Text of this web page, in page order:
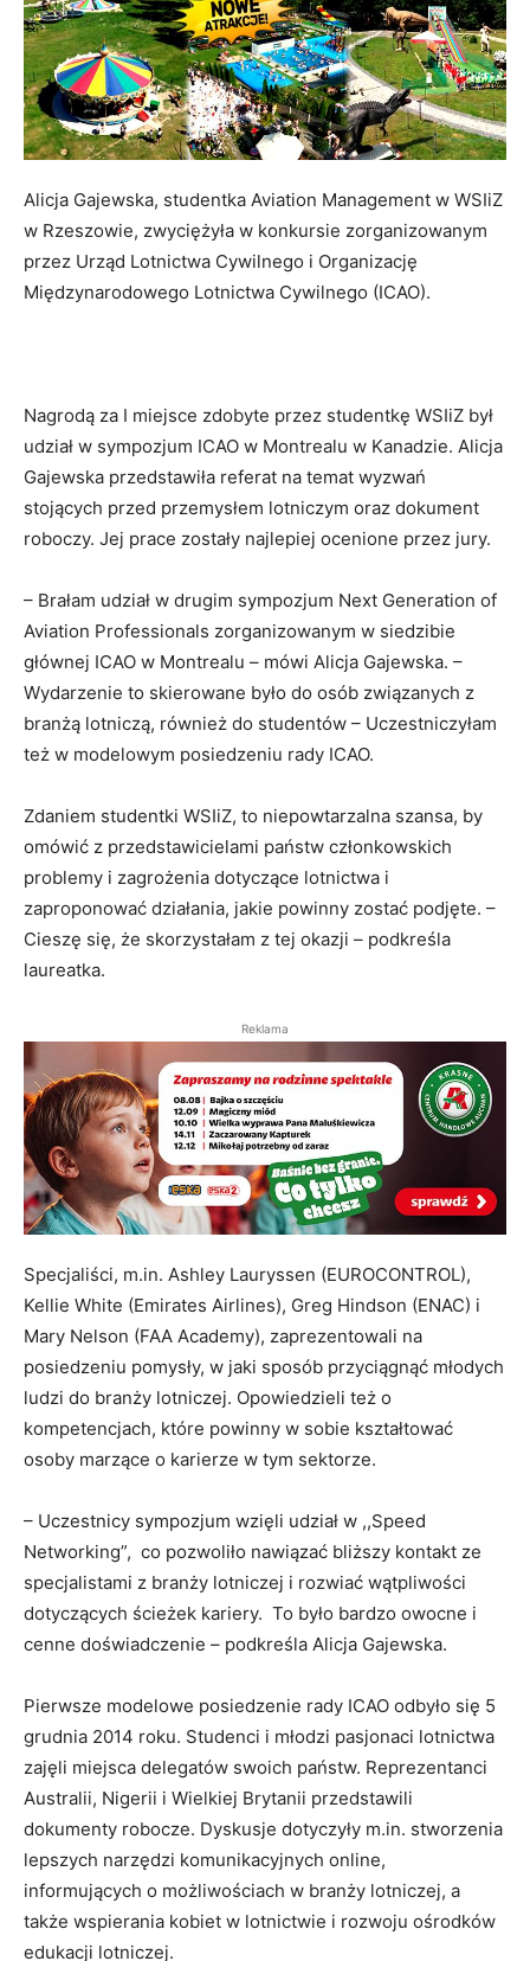
Alicja Gajewska, studentka Aviation Management w WSIiZ
w Rzeszowie, zwyciężyła w konkursie zorganizowanym
przez Urząd Lotnictwa Cywilnego i Organizację
Międzynarodowego Lotnictwa Cywilnego (ICAO).
Nagrodą za I miejsce zdobyte przez studentkę WSIiZ był
udział w sympozjum ICAO w Montrealu w Kanadzie. Alicja
Gajewska przedstawiła referat na temat wyzwań
stojących przed przemysłem lotniczym oraz dokument
roboczy. Jej prace zostały najlepiej ocenione przez jury.
– Brałam udział w drugim sympozjum Next Generation of
Aviation Professionals zorganizowanym w siedzibie
głównej ICAO w Montrealu – mówi Alicja Gajewska. –
Wydarzenie to skierowane było do osób związanych z
branżą lotniczą, również do studentów – Uczestniczyłam
też w modelowym posiedzeniu rady ICAO.
Zdaniem studentki WSIiZ, to niepowtarzalna szansa, by
omówić z przedstawicielami państw członkowskich
problemy i zagrożenia dotyczące lotnictwa i
zaproponować działania, jakie powinny zostać podjęte. –
Cieszę się, że skorzystałam z tej okazji – podkreśla
laureatka.
Reklama
Specjaliści, m.in. Ashley Lauryssen (EUROCONTROL),
Kellie White (Emirates Airlines), Greg Hindson (ENAC) i
Mary Nelson (FAA Academy), zaprezentowali na
posiedzeniu pomysły, w jaki sposób przyciągnąć młodych
ludzi do branży lotniczej. Opowiedzieli też o
kompetencjach, które powinny w sobie kształtować
osoby marzące o karierze w tym sektorze.
– Uczestnicy sympozjum wzięli udział w ,,Speed
Networking”, co pozwoliło nawiązać bliższy kontakt ze
specjalistami z branży lotniczej i rozwiać wątpliwości
dotyczących ścieżek kariery. To było bardzo owocne i
cenne doświadczenie – podkreśla Alicja Gajewska.
Pierwsze modelowe posiedzenie rady ICAO odbyło się 5
grudnia 2014 roku. Studenci i młodzi pasjonaci lotnictwa
zajęli miejsca delegatów swoich państw. Reprezentanci
Australii, Nigerii i Wielkiej Brytanii przedstawili
dokumenty robocze. Dyskusje dotyczyły m.in. stworzenia
lepszych narzędzi komunikacyjnych online,
informujących o możliwościach w branży lotniczej, a
także wspierania kobiet w lotnictwie i rozwoju ośrodków
edukacji lotniczej.